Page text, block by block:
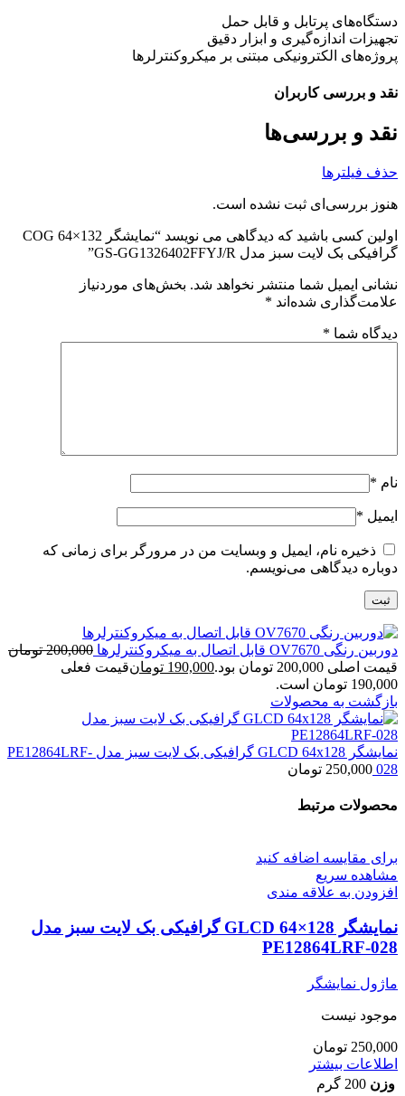
دستگاه‌های پرتابل و قابل حمل
تجهیزات اندازه‌گیری و ابزار دقیق
پروژه‌های الکترونیکی مبتنی بر میکروکنترلرها
نقد و بررسی کاربران
نقد و بررسی‌ها
حذف فیلترها
هنوز بررسی‌ای ثبت نشده است.
اولین کسی باشید که دیدگاهی می نویسد “نمایشگر COG 64×132
گرافیکی بک لایت سبز مدل GS-GG1326402FFYJ/R”
نشانی ایمیل شما منتشر نخواهد شد. بخش‌های موردنیاز
علامت‌گذاری شده‌اند *
دیدگاه شما *
نام *
ایمیل *
ذخیره نام، ایمیل و وبسایت من در مرورگر برای زمانی که
دوباره دیدگاهی می‌نویسم.
دوربین رنگی OV7670 قابل اتصال به میکروکنترلرها 200,000 تومان
قیمت اصلی 200,000 تومان بود.
190,000 تومانقیمت فعلی
190,000 تومان است.
بازگشت به محصولات
نمایشگر GLCD 64x128 گرافیکی بک لایت سبز مدل PE12864LRF-
028
250,000 تومان
محصولات مرتبط
برای مقایسه اضافه کنید
مشاهده سریع
افزودن به علاقه مندی
نمایشگر GLCD 64×128 گرافیکی بک لایت سبز مدل
PE12864LRF-028
ماژول نمایشگر
موجود نیست
250,000 تومان
اطلاعات بیشتر
وزن 200 گرم